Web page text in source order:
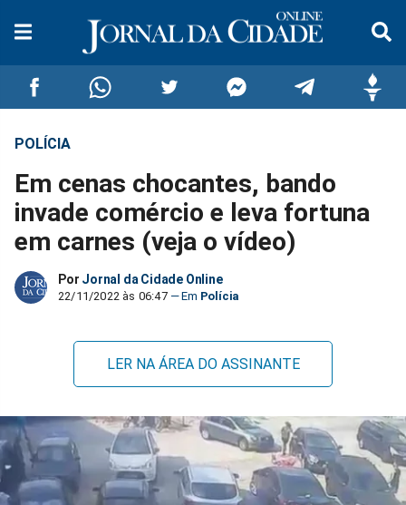
Compartilhar
no
Facebook
Compartilhar
no
Whatsapp
no
Twitter
no
Messenger
no
Telegram
POLÍCIA
Em cenas chocantes, bando
invade comércio e leva fortuna
em carnes (veja o vídeo)
Por Jornal da Cidade Online
22/11/2022 às 06:47 Polícia
LER NA ÁREA DO ASSINANTE